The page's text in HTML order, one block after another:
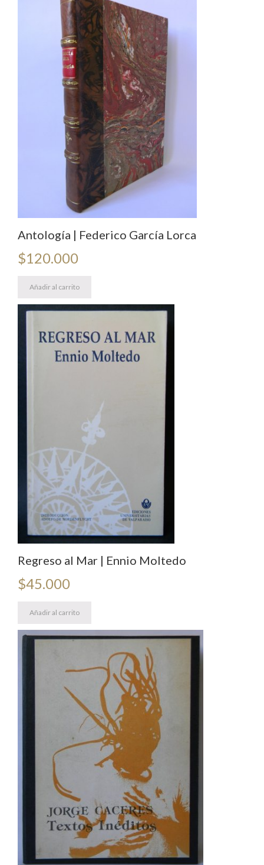
Antología | Federico García Lorca
$120.000
Añadir al carrito
Regreso al Mar | Ennio Moltedo
$45.000
Añadir al carrito